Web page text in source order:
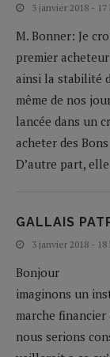
3 janvier 2018 -
M. Bonner: Je
premier
ainsi la stabilité
même de nos
lancée dans un
acheter des
D’autre part,
GALLAIS
3 janvier 2018 -
Bonjour
imaginons un
marche
nous serions